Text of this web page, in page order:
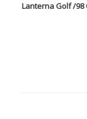
Lanterna Golf /98